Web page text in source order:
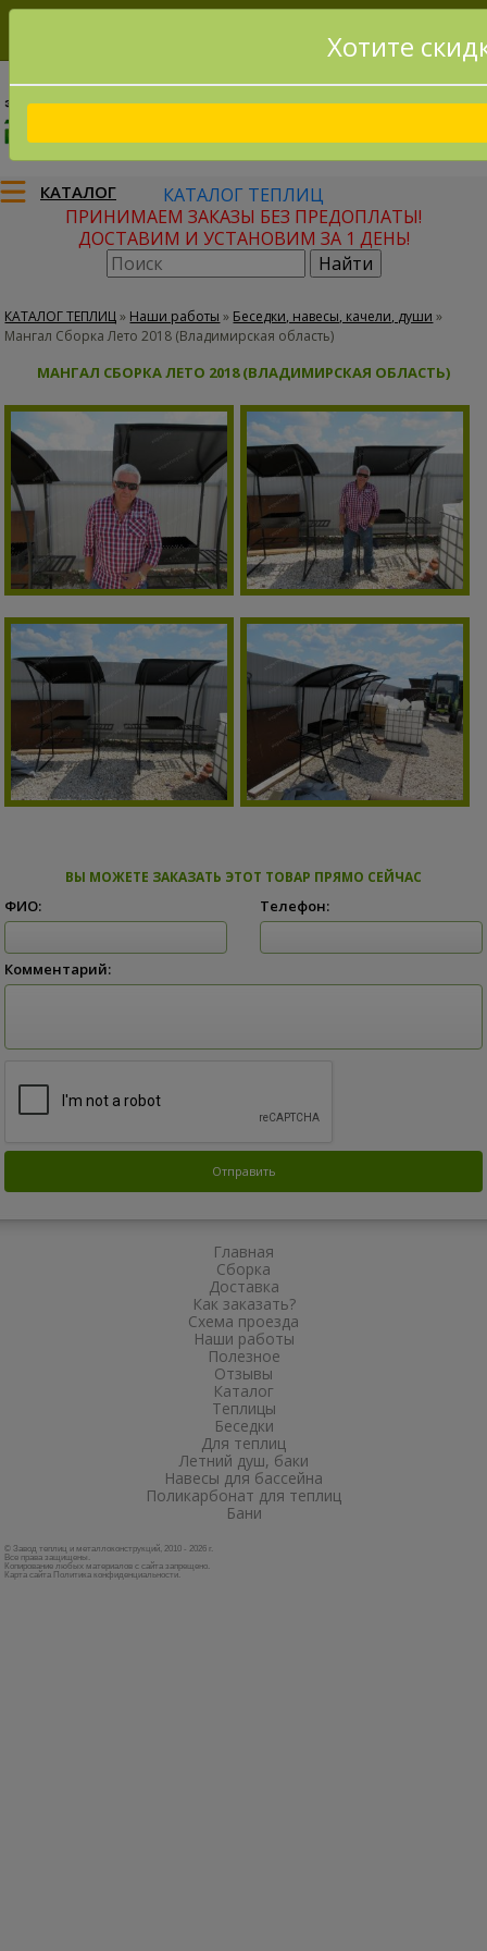
8(915)795-56-02
КАТАЛОГ
КАТАЛОГ ТЕПЛИЦ
ПРИНИМАЕМ ЗАКАЗЫ БЕЗ ПРЕДОПЛАТЫ!
ДОСТАВИМ И УСТАНОВИМ ЗА 1 ДЕНЬ!
КАТАЛОГ ТЕПЛИЦ» Наши работы » Беседки, навесы, качели, души »
Мангал Сборка Лето 2018 (Владимирская область)
МАНГАЛ СБОРКА ЛЕТО 2018 (ВЛАДИМИРСКАЯ ОБЛАСТЬ)
ВЫ МОЖЕТЕ ЗАКАЗАТЬ ЭТОТ ТОВАР ПРЯМО СЕЙЧАС
ФИО: Телефон:
Комментарий:
Главная
Сборка
Доставка
Как заказать?
Схема проезда
Наши работы
Полезное
Отзывы
Каталог
Теплицы
Беседки
Для теплиц
Летний душ, баки
Навесы для бассейна
Поликарбонат для теплиц
Бани
© Завод теплиц и металлоконструкций, 2010 - 2026 г.
Все права защищены.
Копирование любых материалов с сайта запрещено.
Карта сайта Политика конфиденциальности.
Хотите